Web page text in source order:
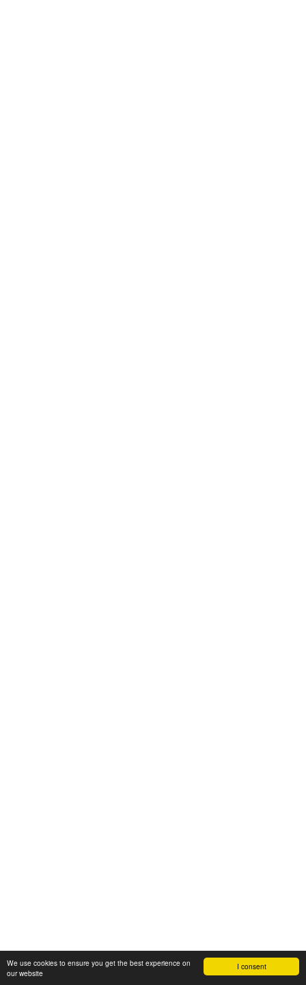
I consent
We use cookies to ensure you get the best experience on
our website